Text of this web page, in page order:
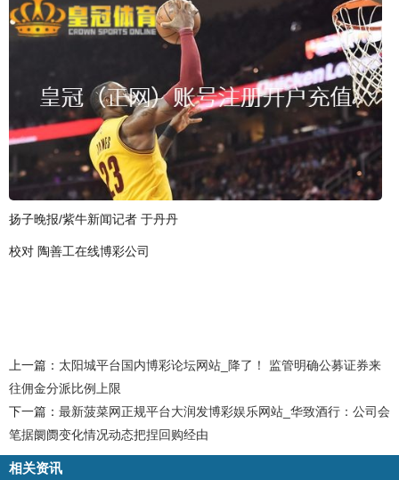
扬子晚报/紫牛新闻记者 于丹丹
校对 陶善工在线博彩公司
上一篇： 太阳城平台国内博彩论坛网站_降了！ 监管明确公募证券来
往佣金分派比例上限
下一篇： 最新菠菜网正规平台大润发博彩娱乐网站_华致酒行：公司会
笔据阛阓变化情况动态把捏回购经由
相关资讯